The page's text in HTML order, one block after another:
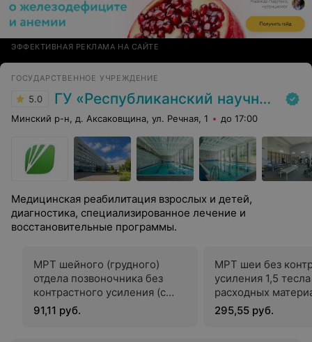
ЭФФЕКТИВНАЯ РЕКЛАМА НА САЙТЕ
ГОСУДАРСТВЕННОЕ УЧРЕЖДЕНИЕ
5.0 ГУ «Республиканский научно-практический центр медицинской экспертизы и реабилитаци»
Минский р-н, д. Аксаковщина, ул. Речная, 1 до 17:00
Медицинская реабилитация взрослых и детей,
диагностика, специализированное лечение и
восстановительные программы.
МРТ шейного (грудного)
отдела позвоночника без
контрастного усиления (с
расходными материалами)
91,11 руб.
МРТ шеи без
усиления 1,5
расходных
295,55 руб.